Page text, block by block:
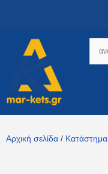
Αρχική σελίδα / Κατάστημα